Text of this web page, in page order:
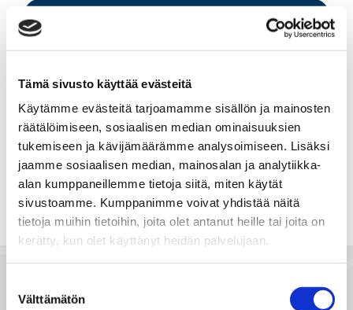
Tämä sivusto käyttää evästeitä
Käytämme evästeitä tarjoamamme sisällön ja mainosten
räätälöimiseen, sosiaalisen median ominaisuuksien
tukemiseen ja kävijämäärämme analysoimiseen. Lisäksi
jaamme sosiaalisen median, mainosalan ja analytiikka-
alan kumppaneillemme tietoja siitä, miten käytät
sivustoamme. Kumppanimme voivat yhdistää näitä
tietoja muihin tietoihin, joita olet antanut heille tai joita on
kerätty, kun olet käyttänyt heidän palvelujaan.
valinta
Välttämätön
JAA KOHDE:
Jaa
WhatsApissa
Jaa
Facebookissa
J
a
a
h